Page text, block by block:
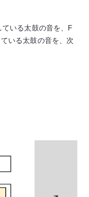
いる太鼓の音を、F
いる太鼓の音を、次